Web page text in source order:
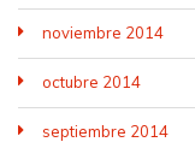
noviembre 2014
octubre 2014
septiembre 2014